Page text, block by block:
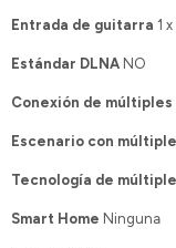
Entrada de guitarra 1
Estándar DLNA NO
Conexión de
Escenario con
Tecnología de
Smart Home Ninguna